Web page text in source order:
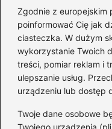
Zgodnie z europejskim
poinformować Cię jak
ciasteczka. W dużym
wykorzystanie Twoich
treści, pomiar reklam i
ulepszanie usług.
urządzeniu lub dostęp
Twoje dane osobowe
Twojego urządzenia
Testuje i recenzuje
na ich realne
←
Czy krótki trening
korzyści!
Sekrety biegów po
sprawność i